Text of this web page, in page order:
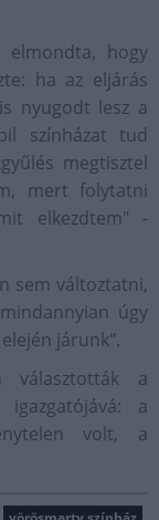
elmondta, hogy
ha az eljárás
nyugodt lesz a
színházat tud
megtisztel
mert folytatni
elkezdtem" -
sem változtatni,
úgy
járunk".
választották a
igazgatójává: a
volt, a